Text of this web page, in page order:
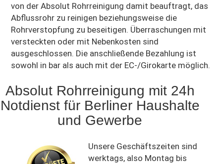
von der Absolut Rohrreinigung damit beauftragt, das
Abflussrohr zu reinigen beziehungsweise die
Rohrverstopfung zu beseitigen. Überraschungen mit
versteckten oder mit Nebenkosten sind
ausgeschlossen. Die anschließende Bezahlung ist
sowohl in bar als auch mit der EC-/Girokarte möglich.
Absolut Rohrreinigung mit 24h
Notdienst für Berliner Haushalte
und Gewerbe
Unsere Geschäftszeiten sind
werktags, also Montag bis